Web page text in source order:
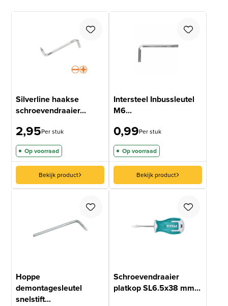
Silverline haakse
schroevendraaier...
2,95Per stuk
Op voorraad
Bekijk product
Intersteel Inbussleutel
M6...
0,99Per stuk
Op voorraad
Bekijk product
Hoppe
demontagesleutel
snelstift...
Schroevendraaier
platkop SL6.5x38 mm...